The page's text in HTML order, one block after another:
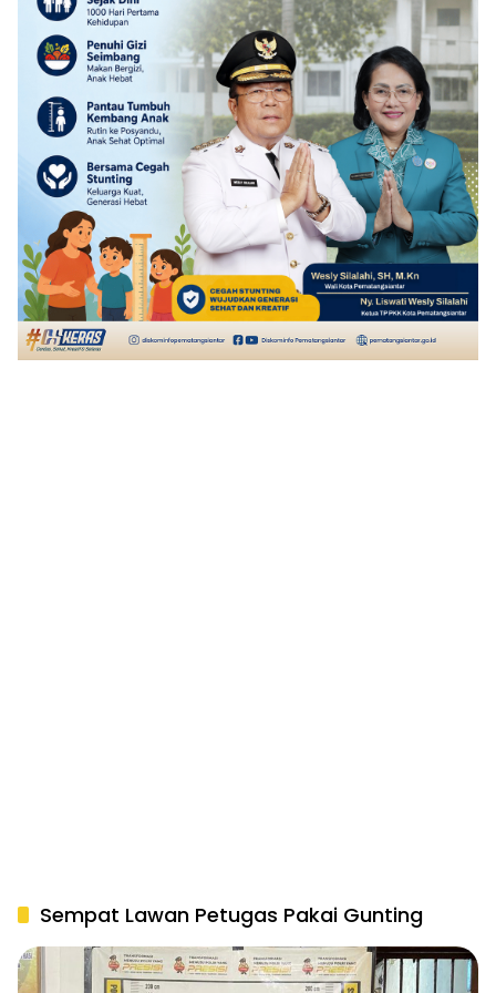
Sempat Lawan Petugas Pakai Gunting